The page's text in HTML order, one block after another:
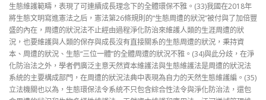
生態維護範疇，表現了可連續成長理念下的全體環保不雅。(33)我國在2018年
將生態文明寫進憲法之后，憲法第26條規則的“生態周遭的狀況”被付與了加倍豐
盛的內在，周遭的狀況法不止經由過程淨化防治來維護人類的生涯周遭的狀
況，也要維護與人類的保存與成長沒有直接關系的生態周遭的狀況，秉持資
本、周遭的狀況、生態“三位一體”的全體周遭的狀況不雅。(34)與此分歧，在淨
化防治法之外，學者們廣泛主意天然資本維護法與生態維護法是周遭的狀況法
系統的主要構成部門，在周遭的狀況法典中表現為自力的天然生態維護編。(35)
立法機關也以為，生態環保法令系統不只包含綜合性法令與淨化防治法，還包